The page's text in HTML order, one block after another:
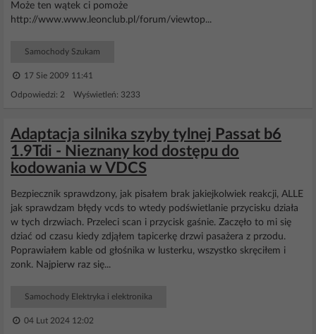
Może ten wątek ci pomoże
http://www.www.leonclub.pl/forum/viewtop...
Samochody Szukam
17 Sie 2009 11:41
Odpowiedzi: 2 Wyświetleń: 3233
Adaptacja silnika szyby tylnej Passat b6
1.9Tdi - Nieznany kod dostępu do
kodowania w VDCS
Bezpiecznik sprawdzony, jak pisałem brak jakiejkolwiek reakcji, ALLE
jak sprawdzam błędy vcds to wtedy podświetlanie przycisku działa
w tych drzwiach. Przeleci scan i przycisk gaśnie. Zaczęło to mi się
dziać od czasu kiedy zdjąłem tapicerkę drzwi pasażera z przodu.
Poprawiałem kable od głośnika w lusterku, wszystko skręciłem i
zonk. Najpierw raz się...
Samochody Elektryka i elektronika
04 Lut 2024 12:02